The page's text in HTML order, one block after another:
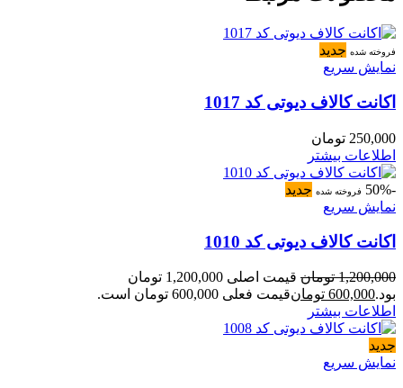
فروخته شده جدید
نمایش سریع
اکانت کالاف دیوتی کد 1017
250,000 تومان
اطلاعات بیشتر
-50% فروخته شده جدید
نمایش سریع
اکانت کالاف دیوتی کد 1010
1,200,000 تومان
قیمت اصلی 1,200,000 تومان
بود.600,000 تومانقیمت فعلی 600,000 تومان است.
اطلاعات بیشتر
جدید
نمایش سریع